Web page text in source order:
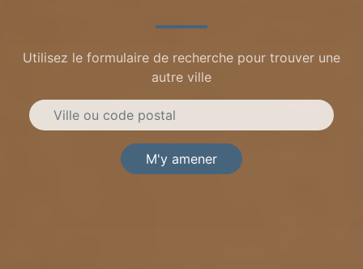
Utilisez le formulaire de recherche pour trouver une
autre ville
M'y amener